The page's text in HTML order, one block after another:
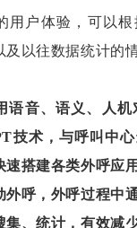
用户体验，可以
及以往数据统计的
语音、语义、人机
技术，与呼叫中
速搭建各类外呼应
外呼，外呼过程中
、统计，有效减